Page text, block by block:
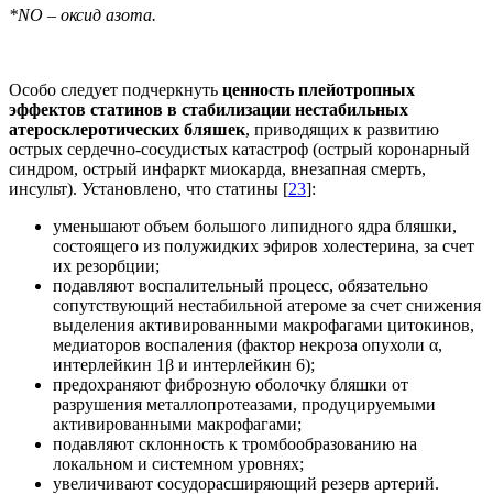
*NO – оксид азота.
Особо следует подчеркнуть ценность плейотропных
эффектов статинов в стабилизации нестабильных
атеросклеротических бляшек, приводящих к развитию
острых сердечно-сосудистых катастроф (острый коронарный
синдром, острый инфаркт миокарда, внезапная смерть,
инсульт). Установлено, что статины [23]:
уменьшают объем большого липидного ядра бляшки,
состоящего из полужидких эфиров холестерина, за счет
их резорбции;
подавляют воспалительный процесс, обязательно
сопутствующий нестабильной атероме за счет снижения
выделения активированными макрофагами цитокинов,
медиаторов воспаления (фактор некроза опухоли α,
интерлейкин 1β и интерлейкин 6);
предохраняют фиброзную оболочку бляшки от
разрушения металлопротеазами, продуцируемыми
активированными макрофагами;
подавляют склонность к тромбообразованию на
локальном и системном уровнях;
увеличивают сосудорасширяющий резерв артерий.